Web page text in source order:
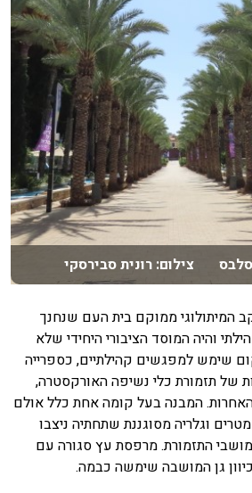
צילום: רונית סבירסקי
המיתולוגי ממוקם בית העם שנחנך
קהילתי והיה המוסד הציבורי היחידי שלא
שימש למפגשים קהילתיים, כספרייה
של תזמורת כלי נשיפה האורקסטרה,
המבנה בעל קומה אחת כלל אולם
גדול עם תקרה בגובה 5 מטרים וגלריה מסוגננת שתחתיה ניצבו
התזמורת. מרפסת עץ סגורה עם
גן המושבה שימשה כבמה.